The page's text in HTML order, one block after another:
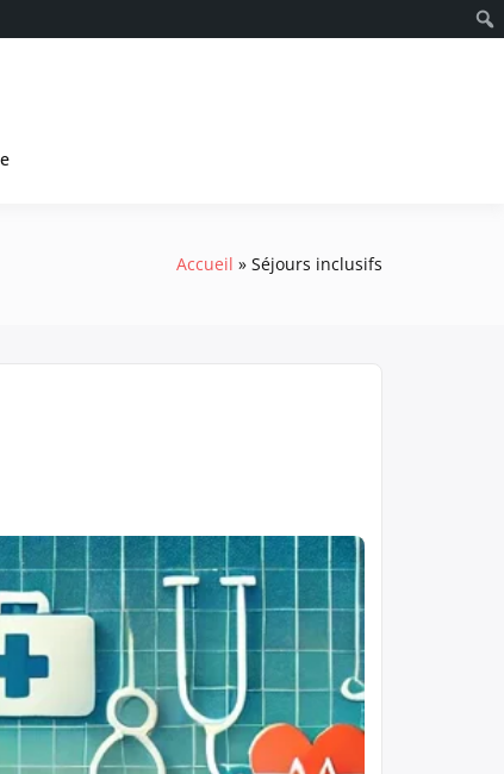
Accueil Séjours inclusifs